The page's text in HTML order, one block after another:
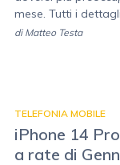
mese. Tutti i
di Matteo Testa
TELEFONIA MOBILE
iPhone 14
a rate di